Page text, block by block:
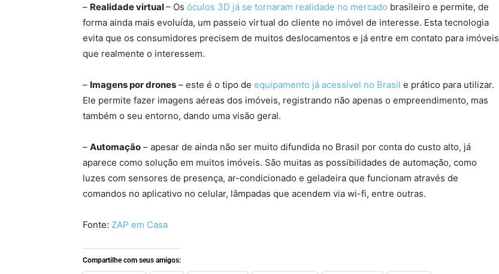
– Realidade virtual– Os óculos 3D já se tornaram realidade no mercado brasileiro e permite, de
forma ainda mais evoluída, um passeio virtual do cliente no imóvel de interesse. Esta tecnologia
evita que os consumidores precisem de muitos deslocamentos e já entre em contato para imóveis
que realmente o interessem.
– Imagens por drones – este é o tipo de equipamento já acessível no Brasil e prático para utilizar.
Ele permite fazer imagens aéreas dos imóveis, registrando não apenas o empreendimento, mas
também o seu entorno, dando uma visão geral.
– Automação – apesar de ainda não ser muito difundida no Brasil por conta do custo alto, já
aparece como solução em muitos imóveis. São muitas as possibilidades de automação, como
luzes com sensores de presença, ar-condicionado e geladeira que funcionam através de
comandos no aplicativo no celular, lâmpadas que acendem via wi-fi, entre outras.
Fonte: ZAP em Casa
Compartilhe com seus amigos: